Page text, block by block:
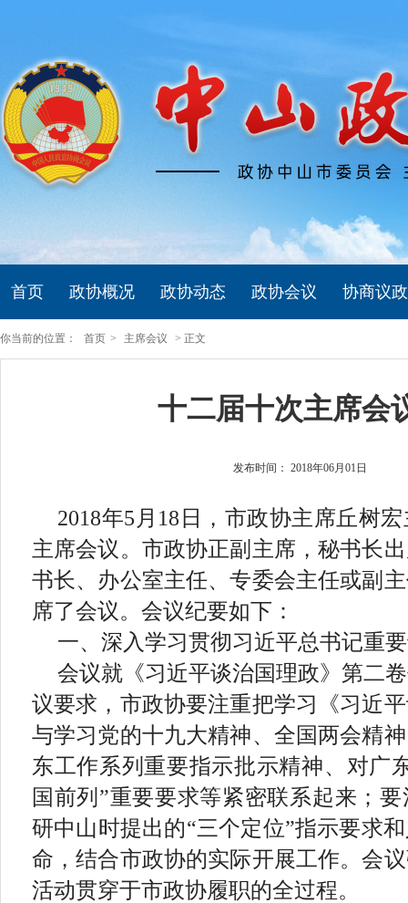
首页 政协概况 政协动态 政协会议 协商议政
你当前的位置： 首页 > 主席会议 > 正文
十二届十次主席会
发布时间： 2018年06月01日
2018年5 月 18 日，市政协主席丘树
主席会议。 市政协正副主席，秘书长
书长、办公室主任、专委会主任或副
席了会议。会议纪要如下：
一、深入学习贯彻习近平总书记重
会议就《习近平谈治国理政》第二
议要求，市政协要注重把学习《习近
与学习党的十九大精神、全国两会精
东工作系列重要指示批示精神、对广
国前列”重要要求等紧密联系起来；
研中山时提出的“三个定位”指示要求
命，结合市政协的实际开展工作。会
活动贯穿于市政协履职的全过程。